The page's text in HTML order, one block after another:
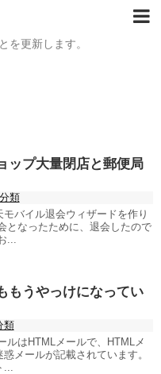
を更新します。
ップ大量閉店と郵便局
類
バイル退会ウィザードを作り
となったために、退会したので
...
もうやっけになってい
類
ルはHTMLメールで、HTMLメ
メールが記載されています。